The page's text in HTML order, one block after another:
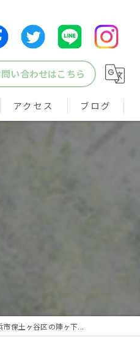
い合わせはこちら
アクセス ブログ
市保土ヶ谷区の陣ヶ下...